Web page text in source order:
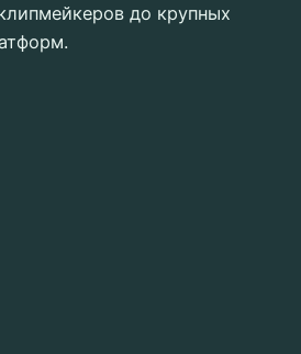
до крупных